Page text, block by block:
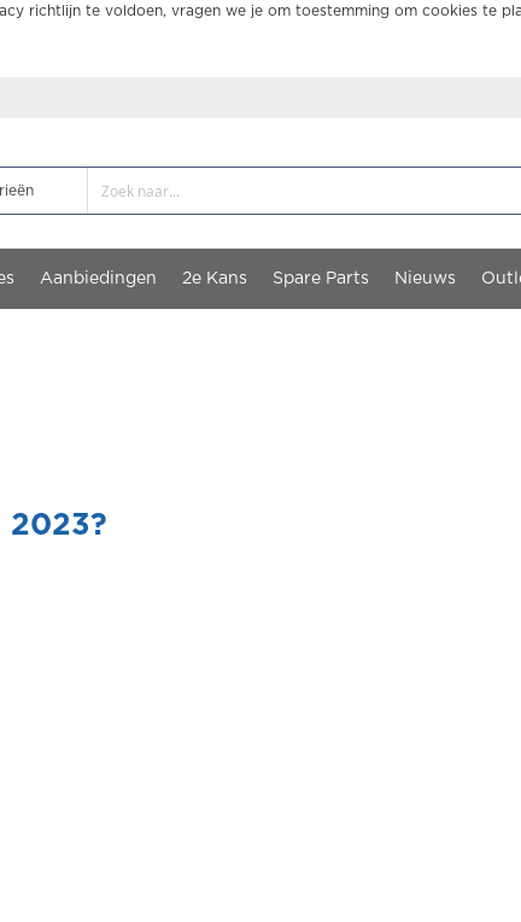
richtlijn te voldoen, vragen we je om toestemming om cookies te
Aanbiedingen 2e Kans Spare Parts Nieuws
2023?